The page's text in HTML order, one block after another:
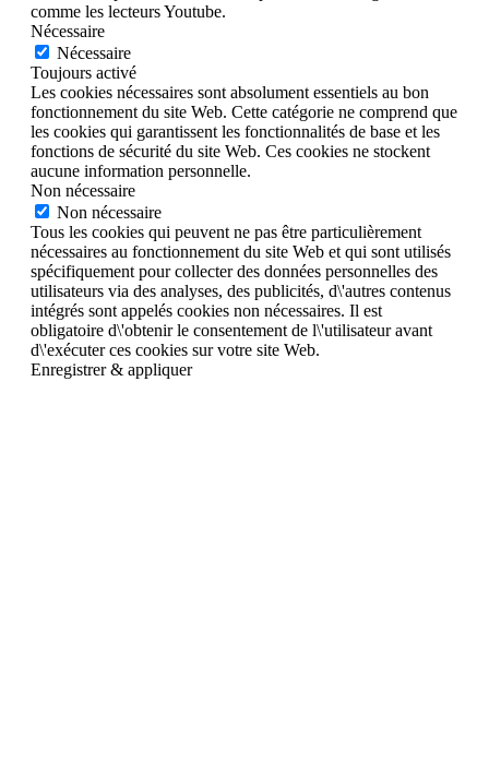
comme les lecteurs Youtube.
Nécessaire
Nécessaire
Toujours activé
Les cookies nécessaires sont absolument essentiels au bon
fonctionnement du site Web. Cette catégorie ne comprend que
les cookies qui garantissent les fonctionnalités de base et les
fonctions de sécurité du site Web. Ces cookies ne stockent
aucune information personnelle.
Non nécessaire
Non nécessaire
Tous les cookies qui peuvent ne pas être particulièrement
nécessaires au fonctionnement du site Web et qui sont utilisés
spécifiquement pour collecter des données personnelles des
utilisateurs via des analyses, des publicités, d\'autres contenus
intégrés sont appelés cookies non nécessaires. Il est
obligatoire d\'obtenir le consentement de l\'utilisateur avant
d\'exécuter ces cookies sur votre site Web.
Enregistrer & appliquer